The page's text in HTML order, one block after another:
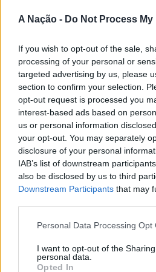
A Nação - Do Not Process
If you wish to opt-out of the sale,
processing of your personal or
targeted advertising by us, please
section to confirm your selection.
opt-out request is processed you
interest-based ads based on
us or personal information
your opt-out. You may separately
disclosure of your personal
IAB’s list of downstream
also be disclosed by us to third
Downstream Participants that may
Personal Data Processing Opt
I want to opt-out of the
personal data.
Opted In
ciclistas e ao público em geral,
fundos para uma instituição do
Esta prova é um dos grandes
Castelo se prepara para acolher
Europeia do Desporto 2023. O
atualmente com 4.500 atletas
10.000 não federados,
coletividades que promovem
modalidades.
Foto: CMVC.
VIANA DO CASTELO
VIANA
Lagos inicia 2023 com eventos
NÃO PERCA
passa também por Sines,
Nova de Milfontes e Ericeira.
A iniciativa pretende aproximar
de vento das comunidades
território através do mar e das
Nas palavras de Pedro Mota,
Nortada Ocean Rides, este
da “nortada” como apoio,
kitesurf.
A presença da Nortada vai mais
competição. O que queremos é
movimento que promove o
visitantes e a comunidade local.
esteja presente de uma forma
Esposende com o vento e o mar,
Nortada.
ATUALIDADE
Cinco projetos de
em iniciativa
Publicado 1 dia atrás
Por Ígor Lopes
Vencedores serão anunciados
Congressos do Estoril.